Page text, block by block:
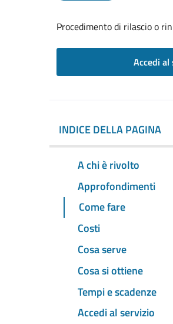
Procedimento di rilascio o
Accedi
INDICE DELLA PAGINA
A chi è rivolto
Approfondimenti
Come fare
Costi
Cosa serve
Cosa si ottiene
Tempi e scadenze
Accedi al servizio